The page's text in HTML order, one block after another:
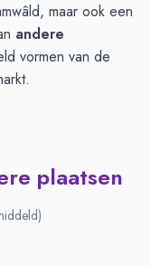
maar ook een
andere
vormen van de
plaatsen